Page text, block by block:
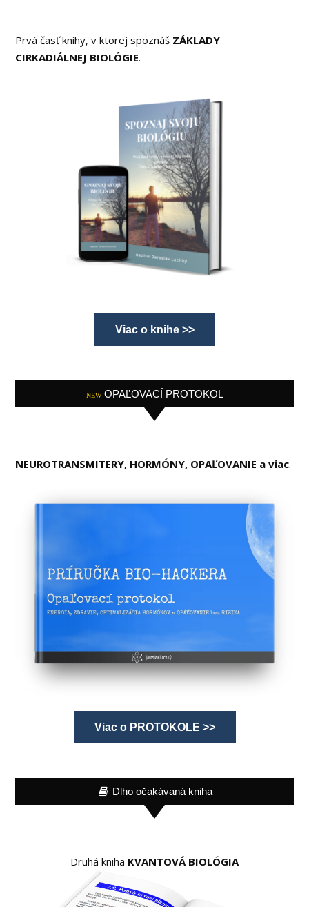
Prvá časť knihy, v ktorej spoznáš ZÁKLADY
CIRKADIÁLNEJ BIOLÓGIE.
Viac o knihe >>
NEW OPAĽOVACÍ PROTOKOL
NEUROTRANSMITERY, HORMÓNY, OPAĽOVANIE a viac.
Viac o PROTOKOLE >>
Dlho očakávaná kniha
Druhá kniha KVANTOVÁ BIOLÓGIA